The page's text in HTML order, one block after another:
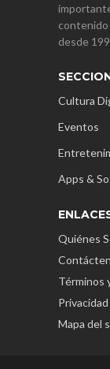
desde
Cultura
Eventos
Apps &
Quiénes
Términos
Privacidad
Mapa del